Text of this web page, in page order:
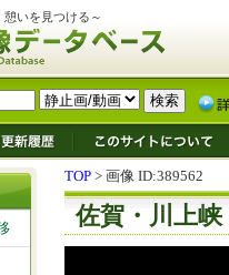
いを見つける～
TOP > 画像 ID:389562
佐賀・川上